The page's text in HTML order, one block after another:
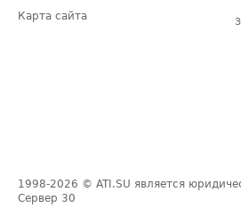
Карта сайта
1998-2026 © ATI.SU является
Сервер 30